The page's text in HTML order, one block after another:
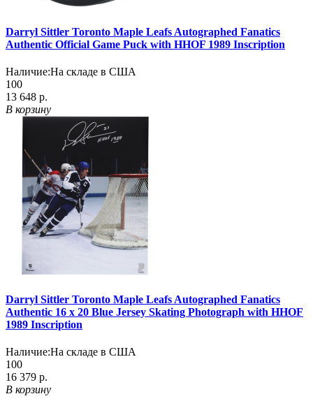
Darryl Sittler Toronto Maple Leafs Autographed Fanatics
Authentic Official Game Puck with HHOF 1989 Inscription
Наличие:На складе в США
100
13 648 р.
В корзину
Darryl Sittler Toronto Maple Leafs Autographed Fanatics
Authentic 16 x 20 Blue Jersey Skating Photograph with HHOF
1989 Inscription
Наличие:На складе в США
100
16 379 р.
В корзину